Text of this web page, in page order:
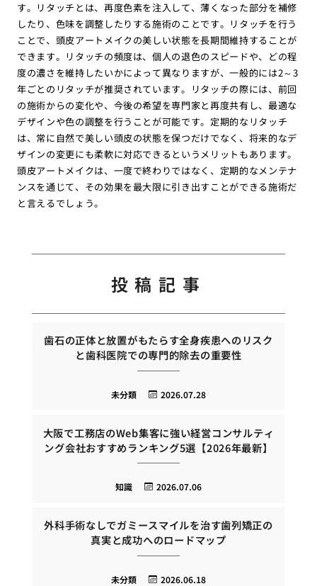
す。リタッチとは、再度色素を注入して、薄くなった部分を補修
したり、色味を調整したりする施術のことです。リタッチを行う
ことで、頭皮アートメイクの美しい状態を長期間維持することが
できます。リタッチの頻度は、個人の退色のスピードや、どの程
度の濃さを維持したいかによって異なりますが、一般的には2～3
年ごとのリタッチが推奨されています。リタッチの際には、前回
の施術からの変化や、今後の希望を専門家と再度共有し、最適な
デザインや色の調整を行うことが可能です。定期的なリタッチ
は、常に自然で美しい頭皮の状態を保つだけでなく、将来的なデ
ザインの変更にも柔軟に対応できるというメリットもあります。
頭皮アートメイクは、一度で終わりではなく、定期的なメンテナ
ンスを通じて、その効果を最大限に引き出すことができる施術だ
と言えるでしょう。
投稿記事
歯石の正体と放置がもたらす全身疾患へのリスク
と歯科医院での専門的除去の重要性
2026.07.28
未分類
大阪で工務店のWeb集客に強い経営コンサルティ
ング会社おすすめランキング5選【2026年最新】
2026.07.06
知識
外科手術なしでガミースマイルを治す歯列矯正の
真実と成功へのロードマップ
2026.06.18
未分類